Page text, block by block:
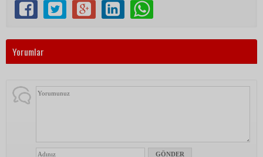
Yorumlar